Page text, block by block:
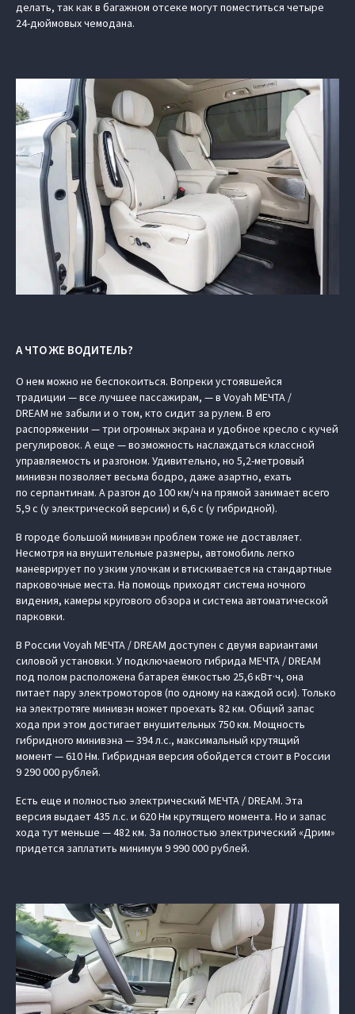
делать, так как в багажном отсеке могут поместиться четыре
24-дюймовых чемодана.
А ЧТО ЖЕ ВОДИТЕЛЬ?
О нем можно не беспокоиться. Вопреки устоявшейся
традиции — все лучшее пассажирам, — в Voyah МЕЧТА /
DREAM не забыли и о том, кто сидит за рулем. В его
распоряжении — три огромных экрана и удобное кресло с кучей
регулировок. А еще — возможность наслаждаться классной
управляемость и разгоном. Удивительно, но 5,2-метровый
минивэн позволяет весьма бодро, даже азартно, ехать
по серпантинам. А разгон до 100 км/ч на прямой занимает всего
5,9 с (у электрической версии) и 6,6 с (у гибридной).
В городе большой минивэн проблем тоже не доставляет.
Несмотря на внушительные размеры, автомобиль легко
маневрирует по узким улочкам и втискивается на стандартные
парковочные места. На помощь приходят система ночного
видения, камеры кругового обзора и система автоматической
парковки.
В России Voyah МЕЧТА / DREAM доступен с двумя вариантами
силовой установки. У подключаемого гибрида МЕЧТА / DREAM
под полом расположена батарея ёмкостью 25,6 кВт·ч, она
питает пару электромоторов (по одному на каждой оси). Только
на электротяге минивэн может проехать 82 км. Общий запас
хода при этом достигает внушительных 750 км. Мощность
гибридного минивэна — 394 л.с., максимальный крутящий
момент — 610 Нм. Гибридная версия обойдется стоит в России
9 290 000 рублей.
Есть еще и полностью электрический МЕЧТА / DREAM. Эта
версия выдает 435 л.с. и 620 Нм крутящего момента. Но и запас
хода тут меньше — 482 км. За полностью электрический «Дрим»
придется заплатить минимум 9 990 000 рублей.